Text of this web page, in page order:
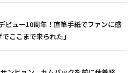
ビュー10周年！直筆手紙でファンに感
ここまで来られた」